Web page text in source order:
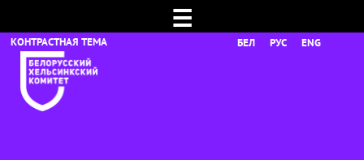
☰
БЕЛ РУС ENG